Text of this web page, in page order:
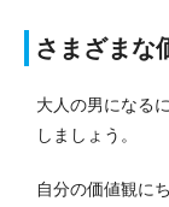
さまざまな
大人の男になる
しましょう。
自分の価値観に